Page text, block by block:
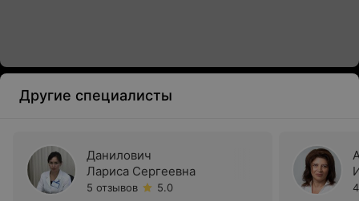
Другие специалисты
Данилович
Лариса Сергеевна
5 отзывов
5.0